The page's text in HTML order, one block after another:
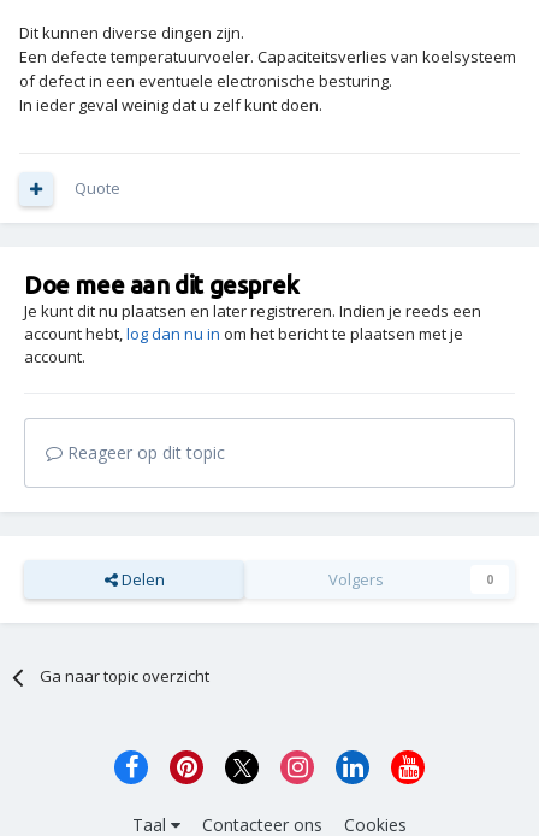
Dit kunnen diverse dingen zijn.
Een defecte temperatuurvoeler. Capaciteitsverlies van koelsysteem
of defect in een eventuele electronische besturing.
In ieder geval weinig dat u zelf kunt doen.
Quote
Doe mee aan dit gesprek
Je kunt dit nu plaatsen en later registreren. Indien je reeds een
account hebt,log dan nu in om het bericht te plaatsen met je
account.
Reageer op dit topic
Delen Volgers 0
Ga naar topic overzicht
Taal Contacteer ons Cookies